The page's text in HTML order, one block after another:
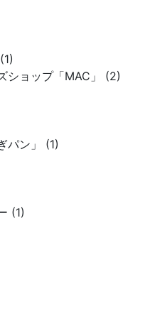
ショップ「MAC」 (2)
パン」 (1)
(1)